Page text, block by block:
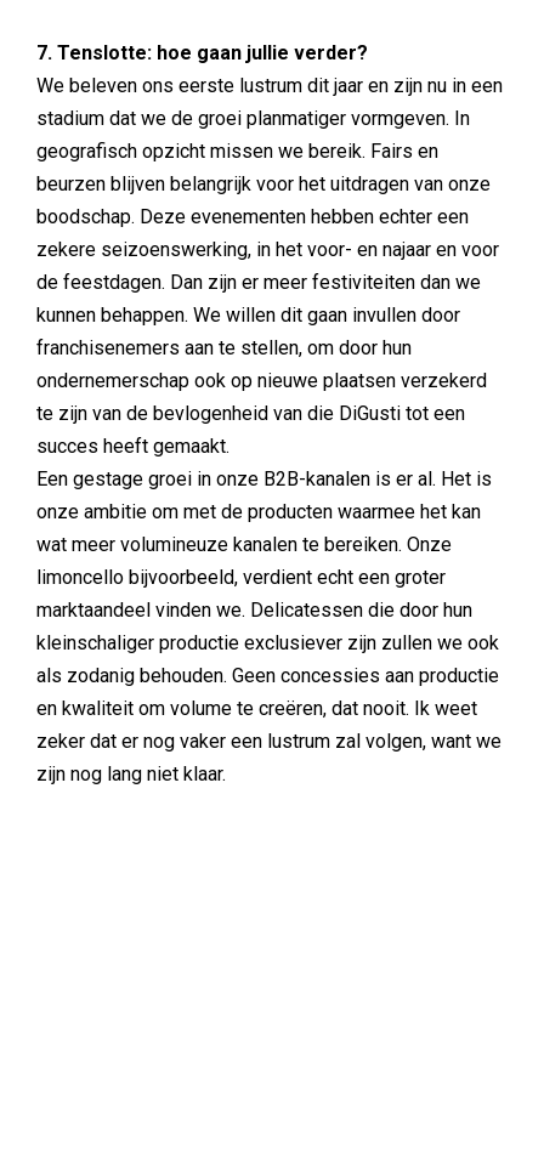
7. Tenslotte: hoe gaan jullie verder?
We beleven ons eerste lustrum dit jaar en zijn nu in een
stadium dat we de groei planmatiger vormgeven. In
geografisch opzicht missen we bereik. Fairs en
beurzen blijven belangrijk voor het uitdragen van onze
boodschap. Deze evenementen hebben echter een
zekere seizoenswerking, in het voor- en najaar en voor
de feestdagen. Dan zijn er meer festiviteiten dan we
kunnen behappen. We willen dit gaan invullen door
franchisenemers aan te stellen, om door hun
ondernemerschap ook op nieuwe plaatsen verzekerd
te zijn van de bevlogenheid van die DiGusti tot een
succes heeft gemaakt.
Een gestage groei in onze B2B-kanalen is er al. Het is
onze ambitie om met de producten waarmee het kan
wat meer volumineuze kanalen te bereiken. Onze
limoncello bijvoorbeeld, verdient echt een groter
marktaandeel vinden we. Delicatessen die door hun
kleinschaliger productie exclusiever zijn zullen we ook
als zodanig behouden. Geen concessies aan productie
en kwaliteit om volume te creëren, dat nooit. Ik weet
zeker dat er nog vaker een lustrum zal volgen, want we
zijn nog lang niet klaar.